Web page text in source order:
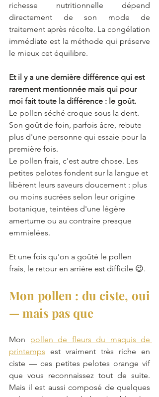
richesse nutritionnelle dépend
directement de son mode de
traitement après récolte. La congélation
immédiate est la méthode qui préserve
le mieux cet équilibre.
Et il y a une dernière différence qui est
rarement mentionnée mais qui pour
moi fait toute la différence : le goût.
Le pollen séché croque sous la dent.
Son goût de foin, parfois âcre, rebute
plus d'une personne qui essaie pour la
première fois.
Le pollen frais, c'est autre chose. Les
petites pelotes fondent sur la langue et
libèrent leurs saveurs doucement : plus
ou moins sucrées selon leur origine
botanique, teintées d'une légère
amertume ou au contraire presque
emmielées.
Et une fois qu'on a goûté le pollen
frais, le retour en arrière est difficile 😉.
Mon pollen : du ciste, oui
— mais pas que
Mon pollen de fleurs du maquis de
printemps est vraiment très riche en
ciste — ces petites pelotes orange vif
que vous reconnaissez tout de suite.
Mais il est aussi composé de quelques